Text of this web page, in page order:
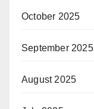
October 2025
September 2025
August 2025